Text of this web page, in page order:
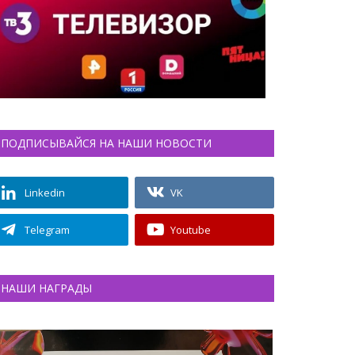
ПОДПИСЫВАЙСЯ НА НАШИ НОВОСТИ
Linkedin VK
Telegram Youtube
НАШИ НАГРАДЫ